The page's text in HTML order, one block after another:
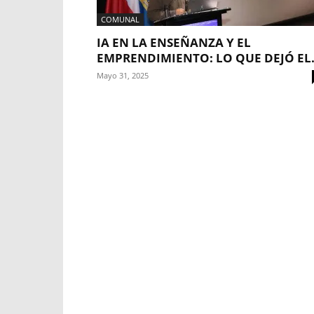
COMUNAL
IA EN LA ENSEÑANZA Y EL
EMPRENDIMIENTO: LO QUE DEJÓ
Mayo 31, 2025